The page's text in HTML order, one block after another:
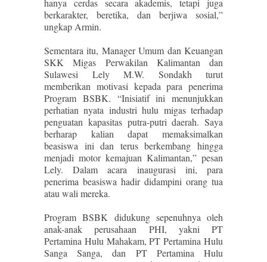
hanya cerdas secara akademis, tetapi juga
berkarakter, beretika, dan berjiwa sosial,”
ungkap Armin.
Sementara itu, Manager Umum dan Keuangan
SKK Migas Perwakilan Kalimantan dan
Sulawesi Lely M.W. Sondakh turut
memberikan motivasi kepada para penerima
Program BSBK. “Inisiatif ini menunjukkan
perhatian nyata industri hulu migas terhadap
penguatan kapasitas putra-putri daerah. Saya
berharap kalian dapat memaksimalkan
beasiswa ini dan terus berkembang hingga
menjadi motor kemajuan Kalimantan,” pesan
Lely. Dalam acara inaugurasi ini, para
penerima beasiswa hadir didampini orang tua
atau wali mereka.
Program BSBK didukung sepenuhnya oleh
anak-anak perusahaan PHI, yakni PT
Pertamina Hulu Mahakam, PT Pertamina Hulu
Sanga Sanga, dan PT Pertamina Hulu